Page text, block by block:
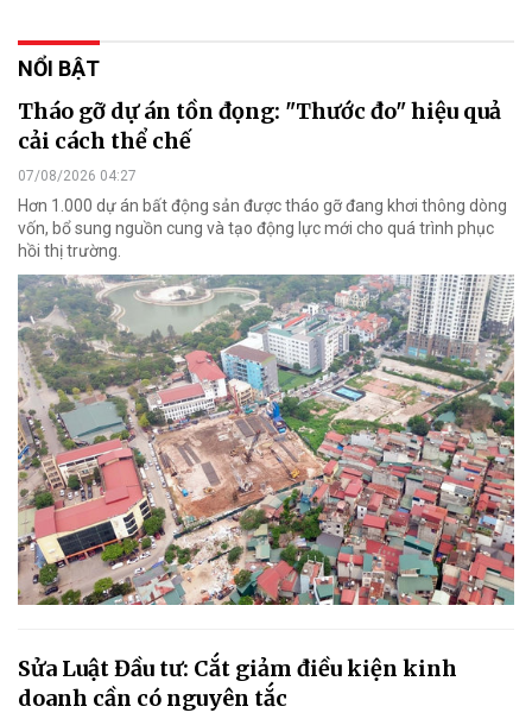
NỔI BẬT
Tháo gỡ dự án tồn đọng: "Thước đo" hiệu quả
cải cách thể chế
07/08/2026 04:27
Hơn 1.000 dự án bất động sản được tháo gỡ đang khơi thông dòng
vốn, bổ sung nguồn cung và tạo động lực mới cho quá trình phục
hồi thị trường.
Sửa Luật Đầu tư: Cắt giảm điều kiện kinh
doanh cần có nguyên tắc